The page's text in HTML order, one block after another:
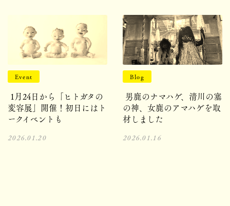
Event
1月24日から「ヒトガタの
変容展」開催！初日にはト
ークイベントも
2026.01.20
Blog
男鹿のナマハゲ、清川の塞
の神、女鹿のアマハゲを取
材しました
2026.01.16